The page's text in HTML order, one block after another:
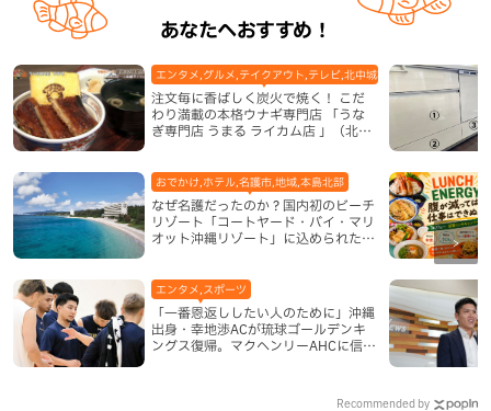
あなたへおすすめ！
注文毎に香ばしく炭火で焼く！ こだ
わり満載の本格ウナギ専門店 「うな
ぎ専門店 うまる ライカム店 」（北中
エンタメ,グルメ,テイクアウト,テレビ,北中城村,和食・日本料理,地
なぜ名護だったのか？国内初のビーチ
リゾート「コートヤード・バイ・マリ
オット沖縄リゾート」に込められた想
おでかけ,ホテル,名護市,地域,本島北部
「一番恩返ししたい人のために」沖縄
出身・幸地渉ACが琉球ゴールデンキ
ングス復帰。マクヘンリーAHCに信頼
エンタメ,スポーツ
Recommended by